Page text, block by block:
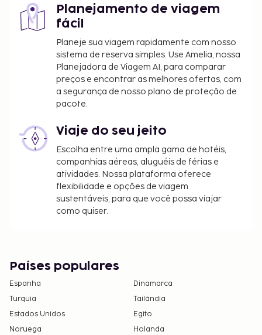
Planejamento de viagem
fácil
Planeje sua viagem rapidamente com nosso
sistema de reserva simples. Use Amelia, nossa
Planejadora de Viagem AI, para comparar
preços e encontrar as melhores ofertas, com
a segurança de nosso plano de proteção de
pacote.
Viaje do seu jeito
Escolha entre uma ampla gama de hotéis,
companhias aéreas, aluguéis de férias e
atividades. Nossa plataforma oferece
flexibilidade e opções de viagem
sustentáveis, para que você possa viajar
como quiser.
Países populares
Espanha
Dinamarca
Turquia
Tailândia
Estados Unidos
Egito
Noruega
Holanda